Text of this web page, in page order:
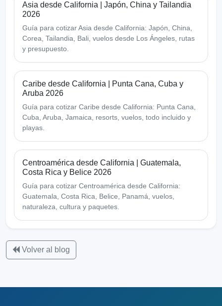
Asia desde California | Japón, China y Tailandia
2026
Guía para cotizar Asia desde California: Japón, China,
Corea, Tailandia, Bali, vuelos desde Los Ángeles, rutas
y presupuesto.
Caribe desde California | Punta Cana, Cuba y
Aruba 2026
Guía para cotizar Caribe desde California: Punta Cana,
Cuba, Aruba, Jamaica, resorts, vuelos, todo incluido y
playas.
Centroamérica desde California | Guatemala,
Costa Rica y Belice 2026
Guía para cotizar Centroamérica desde California:
Guatemala, Costa Rica, Belice, Panamá, vuelos,
naturaleza, cultura y paquetes.
Volver al blog